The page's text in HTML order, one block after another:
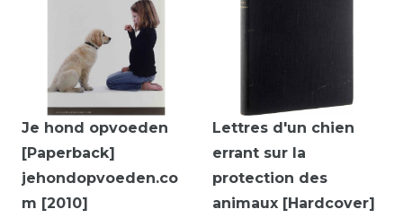
Je hond opvoeden
[Paperback]
jehondopvoeden.co
m [2010]
Lettres d'un chien
errant sur la
protection des
animaux [Hardcover]